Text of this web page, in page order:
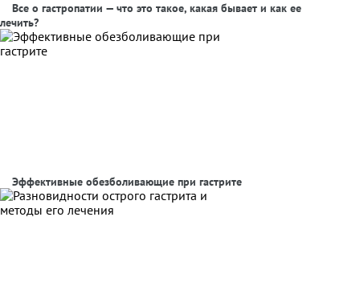
Все о гастропатии — что это такое, какая бывает и как ее
лечить?
Эффективные обезболивающие при гастрите